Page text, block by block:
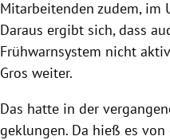
Mitarbeitenden zudem, im
Daraus ergibt sich, dass
Frühwarnsystem nicht
Gros weiter.
Das hatte in der
geklungen. Da hieß es